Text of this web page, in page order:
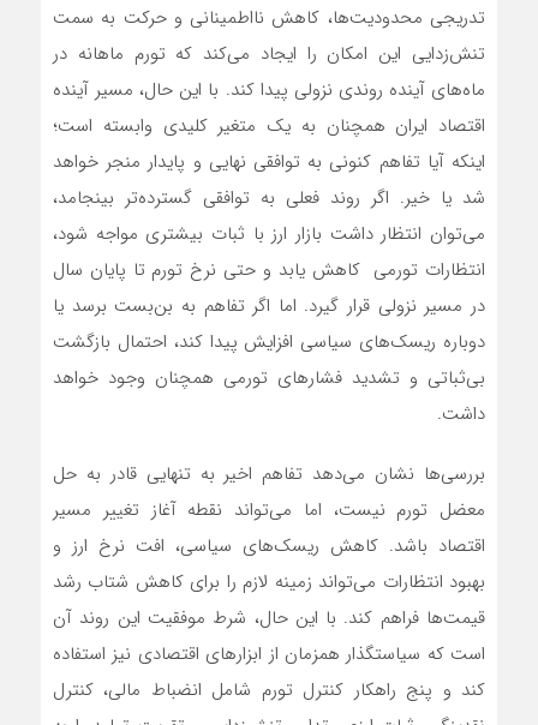
تدریجی محدودیت‌ها، کاهش نااطمینانی و حرکت به سمت
تنش‌زدایی این امکان را ایجاد می‌کند که تورم ماهانه در
ماه‌های آینده روندی نزولی پیدا کند. با این حال، مسیر آینده
اقتصاد ایران همچنان به یک متغیر کلیدی وابسته است؛
اینکه آیا تفاهم کنونی به توافقی نهایی و پایدار منجر خواهد
شد یا خیر. اگر روند فعلی به توافقی گسترده‌تر بینجامد،
می‌توان انتظار داشت بازار ارز با ثبات بیشتری مواجه شود،
انتظارات تورمی کاهش یابد و حتی نرخ تورم تا پایان سال
در مسیر نزولی قرار گیرد. اما اگر تفاهم به بن‌بست برسد یا
دوباره ریسک‌های سیاسی افزایش پیدا کند، احتمال بازگشت
بی‌ثباتی و تشدید فشارهای تورمی همچنان وجود خواهد
داشت.
بررسی‌ها نشان می‌دهد تفاهم اخیر به تنهایی قادر به حل
معضل تورم نیست، اما می‌تواند نقطه آغاز تغییر مسیر
اقتصاد باشد. کاهش ریسک‌های سیاسی، افت نرخ ارز و
بهبود انتظارات می‌تواند زمینه لازم را برای کاهش شتاب رشد
قیمت‌ها فراهم کند. با این حال، شرط موفقیت این روند آن
است که سیاستگذار همزمان از ابزارهای اقتصادی نیز استفاده
کند و پنج راهکار کنترل تورم شامل انضباط مالی، کنترل